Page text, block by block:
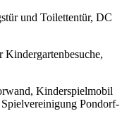
und Toilettentür, DC
Kinderspielmobil
Pondorf-